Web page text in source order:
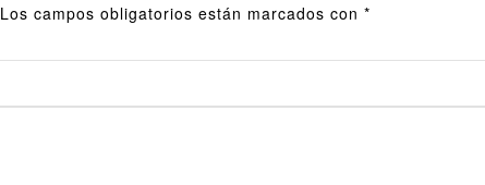
Los campos obligatorios están marcados con *